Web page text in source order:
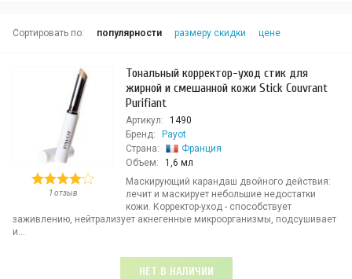
Сортировать по: популярности размеру скидки цене
1 отзыв
Тональный корректор-уход стик для
жирной и смешанной кожи Stick Couvrant
Purifiant
Артикул:
1490
Бренд:
Payot
Страна:
Франция
Объем:
1,6 мл
Маскирующий карандаш двойного действия:
лечит и маскирует небольшие недостатки
кожи. Корректор-уход - способствует
заживлению, нейтрализует акнегенные микроорганизмы, подсушивает
и...
НЕТ В НАЛИЧИИ